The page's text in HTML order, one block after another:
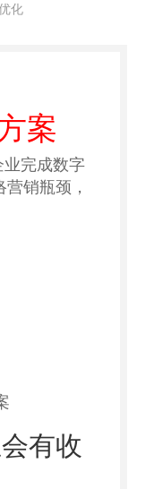
化
案
完成数字
销瓶颈，
有收